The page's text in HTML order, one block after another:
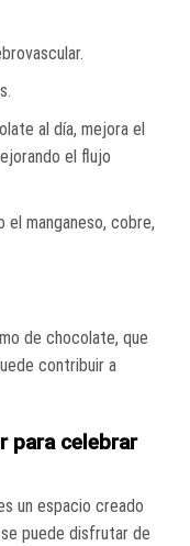
al día, mejora el
el flujo
manganeso, cobre,
de chocolate, que
contribuir a
para celebrar
un espacio creado
puede disfrutar de